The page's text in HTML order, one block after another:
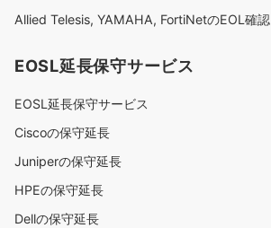
Allied Telesis, YAMAHA, FortiNetのEOL確認
EOSL延長保守サービス
EOSL延長保守サービス
Ciscoの保守延長
Juniperの保守延長
HPEの保守延長
Dellの保守延長